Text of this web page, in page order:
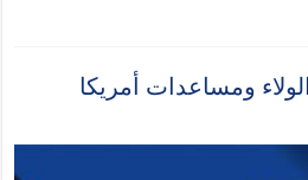
ومساعدات أمريكا